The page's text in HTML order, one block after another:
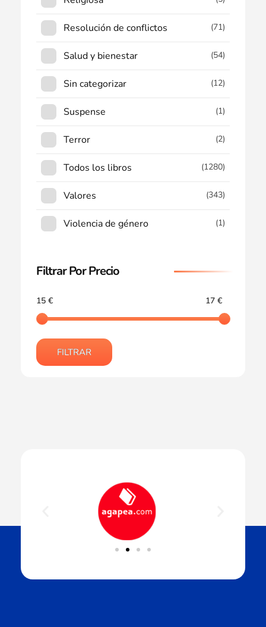
Resolución de conflictos (71)
Salud y bienestar (54)
Sin categorizar (12)
Suspense (1)
Terror (2)
Todos los libros (1280)
Valores (343)
Violencia de género (1)
Filtrar Por Precio
15 € 17 €
FILTRAR